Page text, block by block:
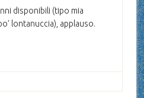
disponibili (tipo mia
lontanuccia), applauso.